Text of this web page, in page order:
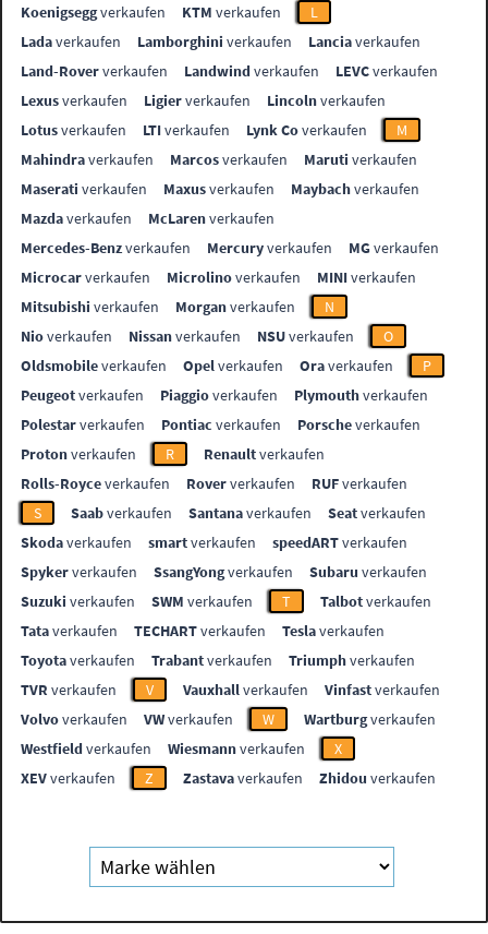
Koenigseggverkaufen KTM verkaufen
L
Ladaverkaufen Lamborghini verkaufen Lanciaverkaufen
Land-Roververkaufen Landwindverkaufen LEVCverkaufen
Lexusverkaufen Ligierverkaufen Lincolnverkaufen
Lotusverkaufen LTIverkaufen Lynk Coverkaufen
M
Mahindraverkaufen Marcosverkaufen Maruti verkaufen
Maserati verkaufen Maxusverkaufen Maybachverkaufen
Mazdaverkaufen McLarenverkaufen
Mercedes-Benzverkaufen Mercuryverkaufen MGverkaufen
Microcarverkaufen Microlinoverkaufen MINIverkaufen
Mitsubishi verkaufen Morganverkaufen
N
Nioverkaufen Nissanverkaufen NSUverkaufen
O
Oldsmobileverkaufen Opelverkaufen Oraverkaufen
P
Peugeotverkaufen Piaggioverkaufen Plymouthverkaufen
Polestarverkaufen Pontiac verkaufen Porscheverkaufen
Protonverkaufen R Renaultverkaufen
Rolls-Royceverkaufen Roververkaufen RUFverkaufen
S
Saabverkaufen Santanaverkaufen Seatverkaufen
Skodaverkaufen smartverkaufen speedARTverkaufen
Spykerverkaufen SsangYongverkaufen Subaru verkaufen
Suzuki verkaufen SWM verkaufen T Talbotverkaufen
Tataverkaufen TECHARTverkaufen Teslaverkaufen
Toyotaverkaufen Trabantverkaufen Triumphverkaufen
TVR verkaufen V Vauxhallverkaufen Vinfastverkaufen
Volvoverkaufen VWverkaufen W Wartburgverkaufen
Westfieldverkaufen Wiesmannverkaufen
X
XEVverkaufen Z Zastavaverkaufen Zhidou verkaufen